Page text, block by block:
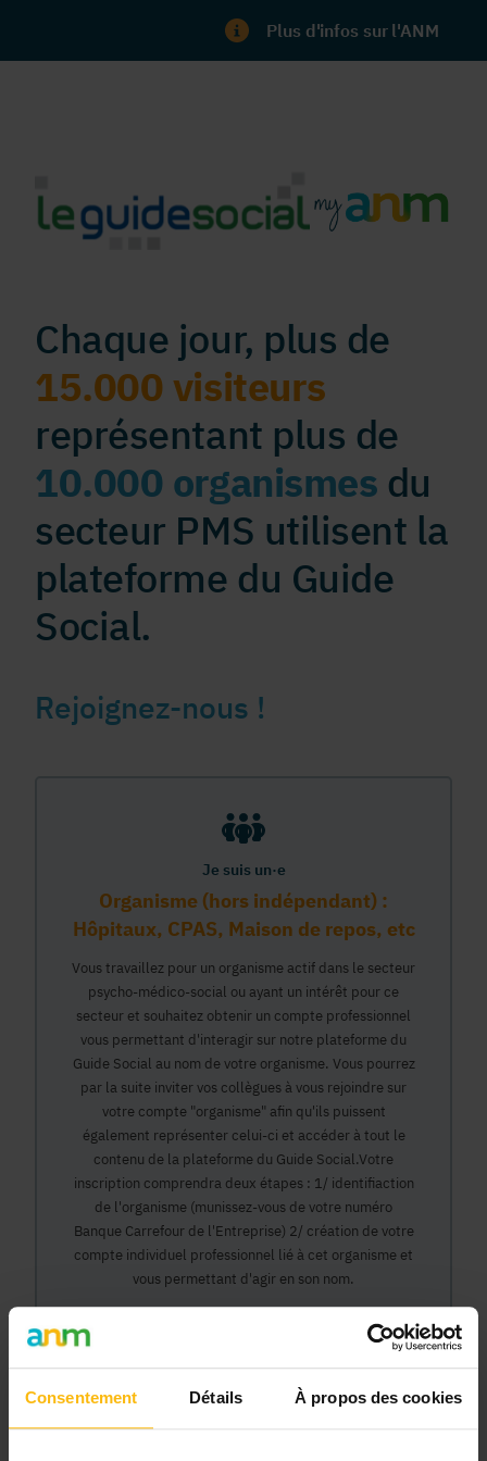
Consentement Détails À propos des cookies
Plus d'infos sur l'ANM
Chaque jour, plus de
15.000 visiteurs
représentant plus de
10.000 organismes du
secteur PMS utilisent la
plateforme du Guide
Social.
Rejoignez-nous !
Je suis un·e
Organisme (hors indépendant) :
Hôpitaux, CPAS, Maison de repos, etc
Vous travaillez pour un organisme actif dans le secteur
psycho-médico-social ou ayant un intérêt pour ce
secteur et souhaitez obtenir un compte professionnel
vous permettant d'interagir sur notre plateforme du
Guide Social au nom de votre organisme. Vous pourrez
par la suite inviter vos collègues à vous rejoindre sur
votre compte "organisme" afin qu'ils puissent
également représenter celui-ci et accéder à tout le
contenu de la plateforme du Guide Social.Votre
inscription comprendra deux étapes : 1/ identifiaction
de l'organisme (munissez-vous de votre numéro
Banque Carrefour de l'Entreprise) 2/ création de votre
compte individuel professionnel lié à cet organisme et
vous permettant d'agir en son nom.